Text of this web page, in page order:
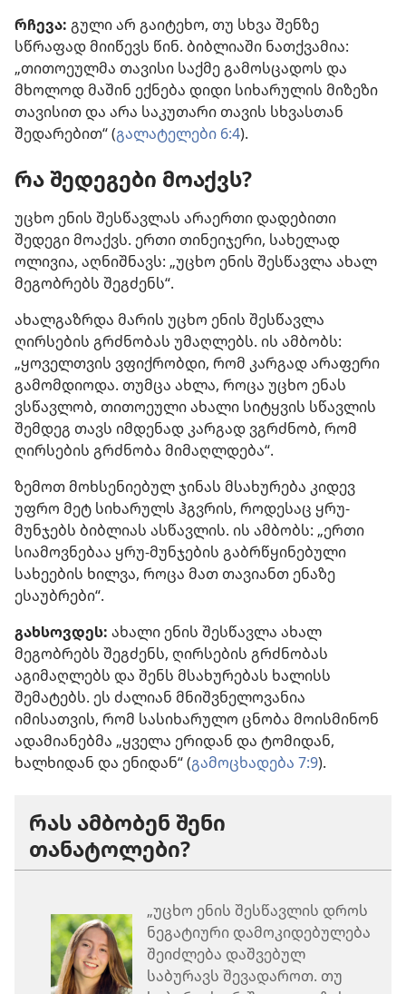
რჩევა: გული არ გაიტეხო, თუ სხვა შენზე
სწრაფად მიიწევს წინ. ბიბლიაში ნათქვამია:
„თითოეულმა თავისი საქმე გამოსცადოს და
მხოლოდ მაშინ ექნება დიდი სიხარულის მიზეზი
თავისით და არა საკუთარი თავის სხვასთან
შედარებით“ (გალატელები 6:4).
რა შედეგები მოაქვს?
უცხო ენის შესწავლას არაერთი დადებითი
შედეგი მოაქვს. ერთი თინეიჯერი, სახელად
ოლივია, აღნიშნავს: „უცხო ენის შესწავლა ახალ
მეგობრებს შეგძენს“.
ახალგაზრდა მარის უცხო ენის შესწავლა
ღირსების გრძნობას უმაღლებს. ის ამბობს:
„ყოველთვის ვფიქრობდი, რომ კარგად არაფერი
გამომდიოდა. თუმცა ახლა, როცა უცხო ენას
ვსწავლობ, თითოეული ახალი სიტყვის სწავლის
შემდეგ თავს იმდენად კარგად ვგრძნობ, რომ
ღირსების გრძნობა მიმაღლდება“.
ზემოთ მოხსენიებულ ჯინას მსახურება კიდევ
უფრო მეტ სიხარულს ჰგვრის, როდესაც ყრუ-
მუნჯებს ბიბლიას ასწავლის. ის ამბობს: „ერთი
სიამოვნებაა ყრუ-მუნჯების გაბრწყინებული
სახეების ხილვა, როცა მათ თავიანთ ენაზე
ესაუბრები“.
გახსოვდეს: ახალი ენის შესწავლა ახალ
მეგობრებს შეგძენს, ღირსების გრძნობას
აგიმაღლებს და შენს მსახურებას ხალისს
შემატებს. ეს ძალიან მნიშვნელოვანია
იმისათვის, რომ სასიხარულო ცნობა მოისმინონ
ადამიანებმა „ყველა ერიდან და ტომიდან,
ხალხიდან და ენიდან“ (გამოცხადება 7:9).
რას ამბობენ შენი
თანატოლები?
„უცხო ენის შესწავლის დროს
ნეგატიური დამოკიდებულება
შეიძლება დაშვებულ
საბურავს შევადაროთ. თუ